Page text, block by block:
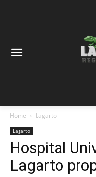
Home Lagarto
Lagarto
Hospital
Lagarto